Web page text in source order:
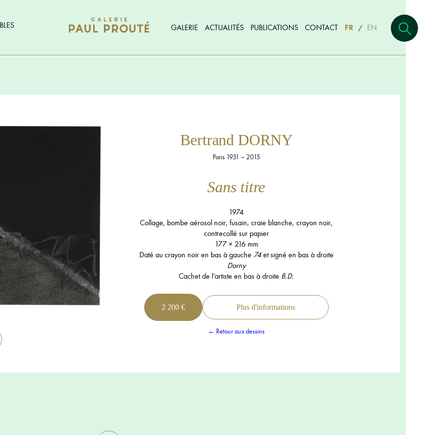
GALERIE ACTUALITÉS PUBLICATIONS CONTACT FR / EN
Bertrand DORNY
Paris 1931 – 2015
Sans titre
1974
Collage, bombe aérosol noir, fusain, craie blanche, crayon noir,
contrecollé sur papier
177 × 216 mm
Daté au crayon noir en bas à gauche 74et signé en bas à droite
Dorny
Cachet de l’artiste en bas à droite B.D.
2 200 € Plus d'informations
← Retour aux dessins